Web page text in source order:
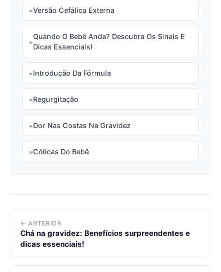
Versão Cefálica Externa
Quando O Bebê Anda? Descubra Os Sinais E
Dicas Essenciais!
Introdução Da Fórmula
Regurgitação
Dor Nas Costas Na Gravidez
Cólicas Do Bebê
← ANTERIOR
Chá na gravidez: Benefícios surpreendentes e
dicas essenciais!